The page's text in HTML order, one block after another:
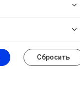
Сбросить